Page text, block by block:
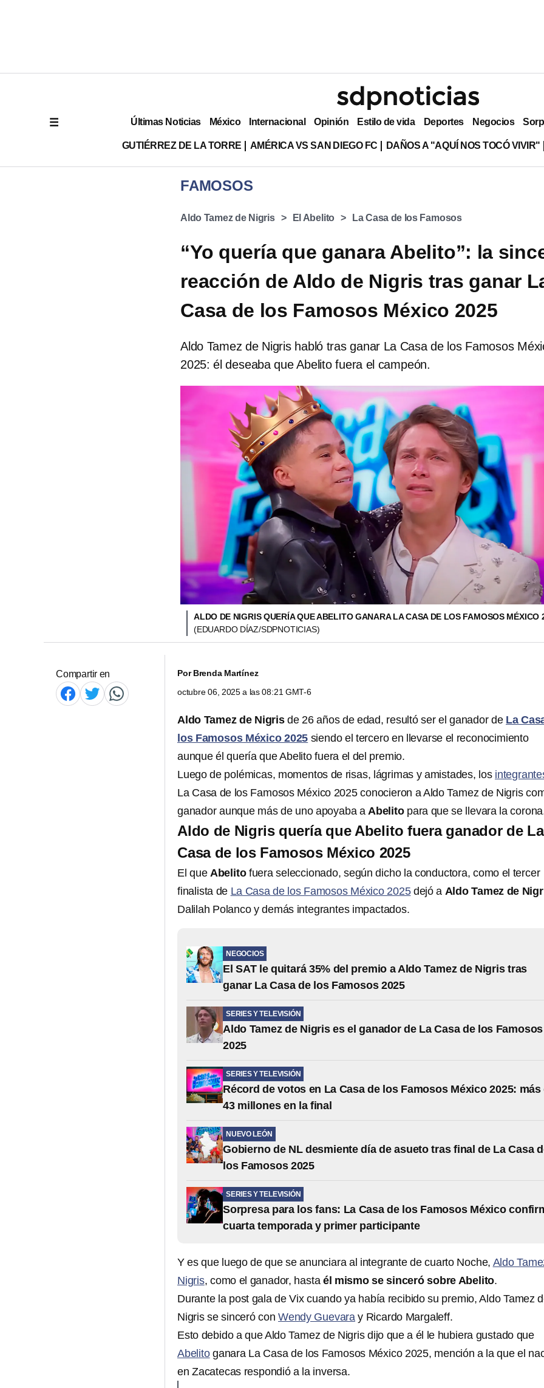
Últimas Noticias México Internacional Opinión Estilo de vida Deportes Negocios
GUTIÉRREZ DE LA TORRE AMÉRICA VS SAN DIEGO FC DAÑOS A "AQUÍ NOS TOCÓ VIVIR"
FAMOSOS
Aldo Tamez de Nigris El Abelito La Casa de los Famosos
“Yo quería que ganara Abelito”: la
reacción de Aldo de Nigris tras ganar
Casa de los Famosos México 2025
Aldo Tamez de Nigris habló tras ganar La Casa de los Famosos
2025: él deseaba que Abelito fuera el campeón.
ALDO DE NIGRIS QUERÍA QUE ABELITO GANARA LA CASA DE LOS FAMOSOS MÉXICO
(EDUARDO DÍAZ/SDPNOTICIAS)
Compartir en PorBrenda Martínez
octubre 06, 2025 a las 08:21 GMT-6
Aldo Tamez de Nigrisde 26 años de edad, resultó ser el ganador de La
los Famosos México 2025 siendo el tercero en llevarse el reconocimiento
aunque él quería que Abelito fuera el del premio.
Luego de polémicas, momentos de risas, lágrimas y amistades, los
La Casa de los Famosos México 2025 conocieron a Aldo Tamez de Nigris
ganador aunque más de uno apoyaba a Abelitopara que se llevara la
Aldo de Nigris quería que Abelito fuera ganador de La
Casa de los Famosos México 2025
El que Abelito fuera seleccionado, según dicho la conductora, como el tercer
finalista de La Casa de los Famosos México 2025dejó a Aldo Tamez de
Dalilah Polanco y demás integrantes impactados.
NEGOCIOS
El SAT le quitará 35% del premio a Aldo Tamez de Nigris tras
ganar La Casa de los Famosos 2025
SERIES Y TELEVISIÓN
Aldo Tamez de Nigris es el ganador de La Casa de los Famosos
2025
SERIES Y TELEVISIÓN
Récord de votos en La Casa de los Famosos México 2025: más
43 millones en la final
NUEVO LEÓN
Gobierno de NL desmiente día de asueto tras final de La Casa
los Famosos 2025
SERIES Y TELEVISIÓN
Sorpresa para los fans: La Casa de los Famosos México
cuarta temporada y primer participante
Y es que luego de que se anunciara al integrante de cuarto Noche, Aldo
Nigris, como el ganador, hasta él mismo se sinceró sobre Abelito.
Durante la post gala de Vix cuando ya había recibido su premio, Aldo Tamez
Nigris se sinceró conWendy Guevara y Ricardo Margaleff.
Esto debido a que Aldo Tamez de Nigris dijo que a él le hubiera gustado que
Abelitoganara La Casa de los Famosos México 2025, mención a la que el
en Zacatecas respondió a la inversa.